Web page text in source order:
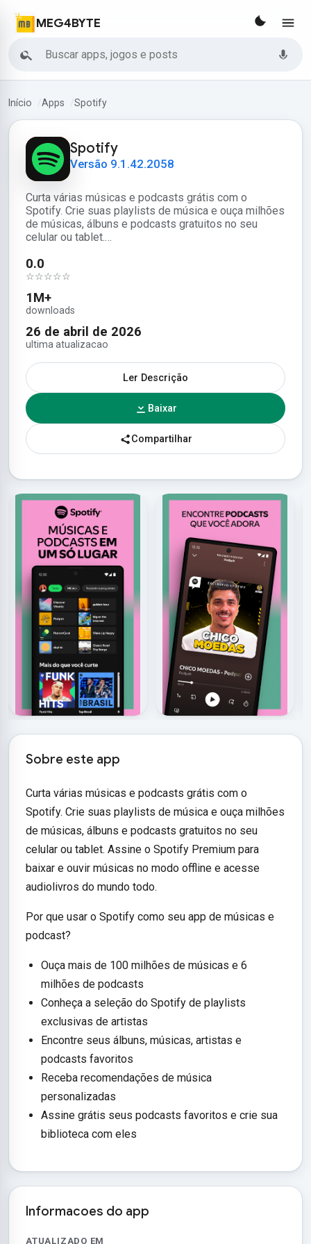
MEG4BYTE
Início Apps Spotify
Spotify
Versão 9.1.42.2058
Curta várias músicas e podcasts grátis com o
Spotify. Crie suas playlists de música e ouça milhões
de músicas, álbuns e podcasts gratuitos no seu
celular ou tablet.…
0.0
☆☆☆☆☆
1M+
downloads
26 de abril de 2026
ultima atualizacao
Ler Descrição
Baixar
Compartilhar
Sobre este app
Curta várias músicas e podcasts grátis com o
Spotify. Crie suas playlists de música e ouça milhões
de músicas, álbuns e podcasts gratuitos no seu
celular ou tablet. Assine o Spotify Premium para
baixar e ouvir músicas no modo offline e acesse
audiolivros do mundo todo.
Por que usar o Spotify como seu app de músicas e
podcast?
Ouça mais de 100 milhões de músicas e 6
milhões de podcasts
Conheça a seleção do Spotify de playlists
exclusivas de artistas
Encontre seus álbuns, músicas, artistas e
podcasts favoritos
Receba recomendações de música
personalizadas
Assine grátis seus podcasts favoritos e crie sua
biblioteca com eles
Informacoes do app
ATUALIZADO EM